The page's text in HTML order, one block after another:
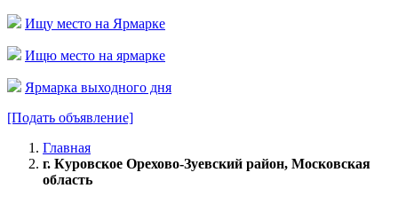
Ищу место на Ярмарке
Ищю место на ярмарке
Ярмарка выходного дня
[Подать объявление]
Главная
г. Куровское Орехово-Зуевский район, Московская
область